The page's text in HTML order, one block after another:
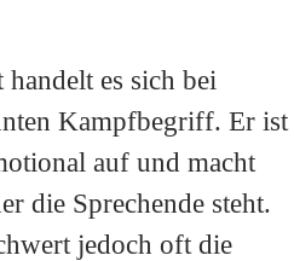
es sich bei
Kampfbegriff. Er ist
auf und macht
die Sprechende steht.
jedoch oft die